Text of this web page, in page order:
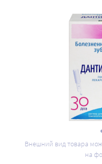
Внешний вид товара
на